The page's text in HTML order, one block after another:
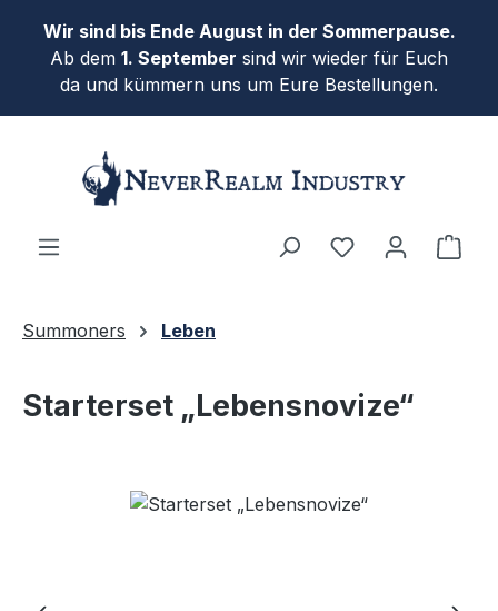
Zum Hauptinhalt springen
Wir sind bis Ende August in der Sommerpause.
Ab dem 1. September sind wir wieder für Euch
da und kümmern uns um Eure Bestellungen.
Summoners Leben
Starterset „Lebensnovize“
Bildergalerie überspringen